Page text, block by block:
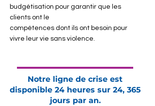
budgétisation pour garantir que les
clients ont le
compétences dont ils ont besoin pour
vivre leur vie sans violence.
Notre ligne de crise est
disponible 24 heures sur 24, 365
jours par an.